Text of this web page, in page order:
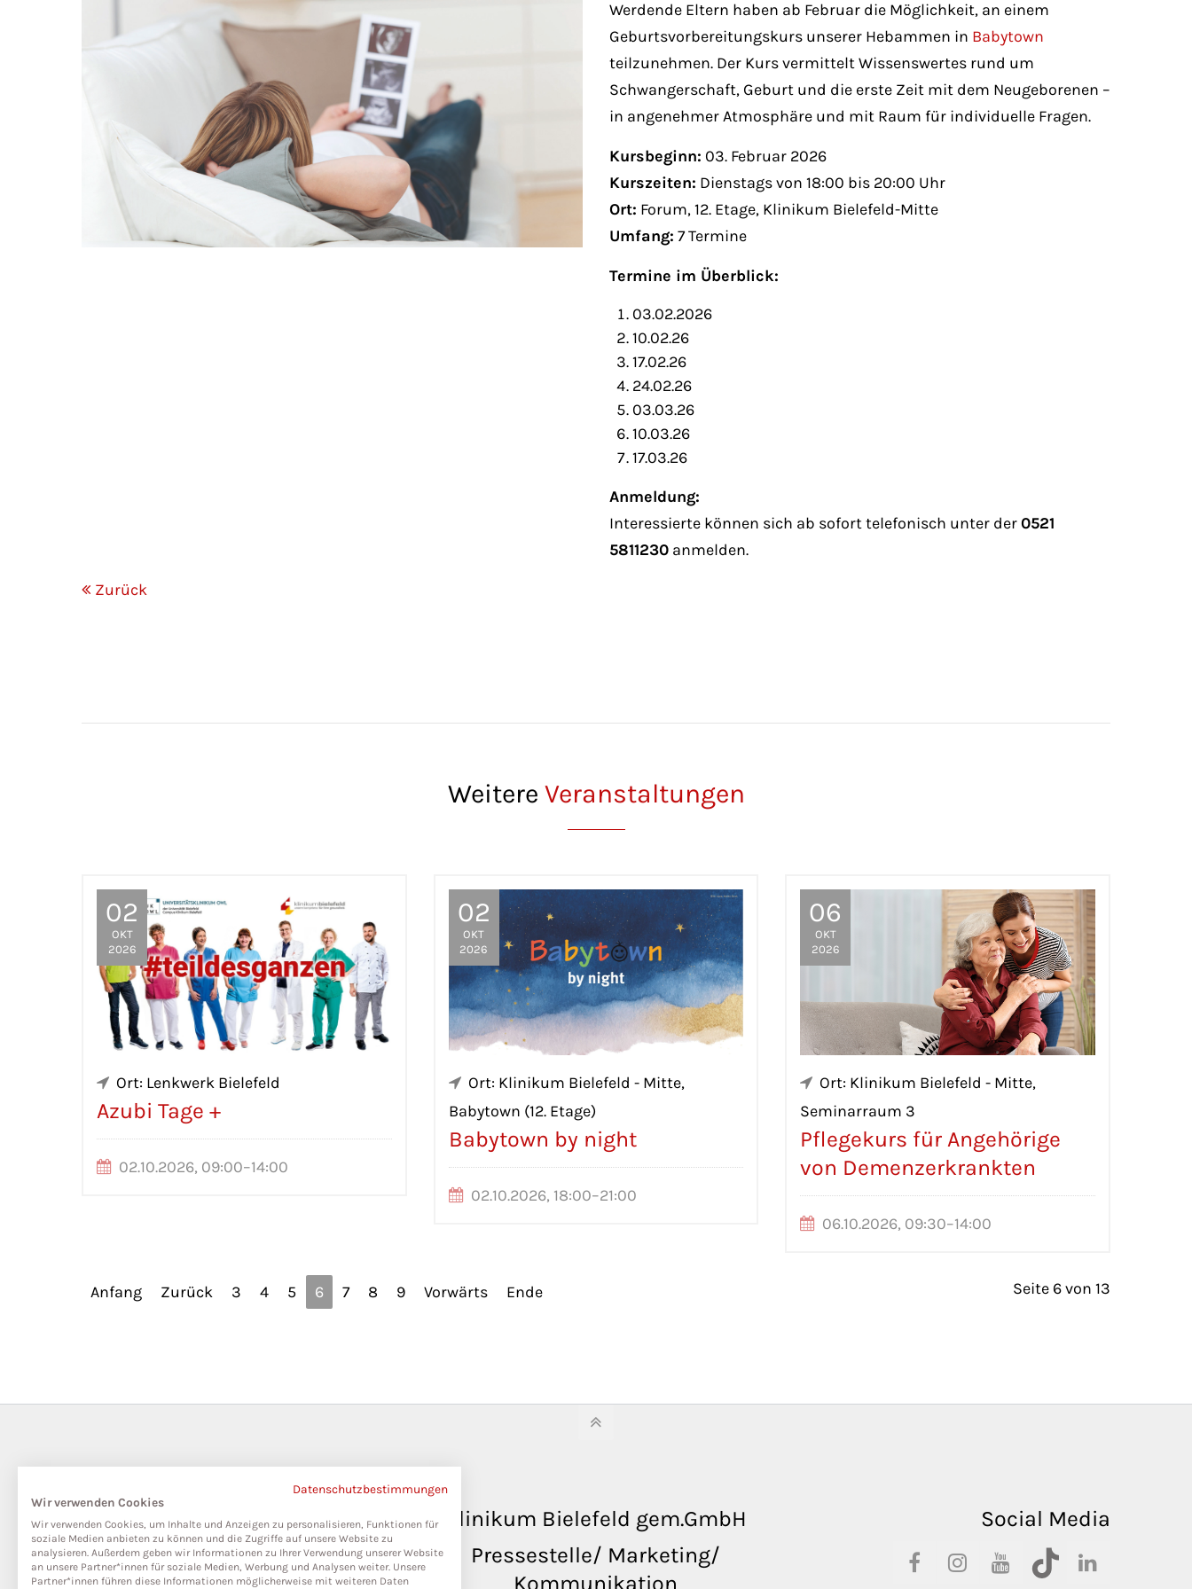
Mon - Fri 8:00am - 5:00pm
(GMT +1)
Werdende Eltern haben ab Februar die Möglichkeit, an einem
Geburtsvorbereitungskurs unserer Hebammen in Babytown
teilzunehmen. Der Kurs vermittelt Wissenswertes rund um
Schwangerschaft, Geburt und die erste Zeit mit dem Neugeborenen –
in angenehmer Atmosphäre und mit Raum für individuelle Fragen.
Kursbeginn: 03. Februar 2026
Kurszeiten: Dienstags von 18:00 bis 20:00 Uhr
Ort: Forum, 12. Etage, Klinikum Bielefeld-Mitte
Umfang: 7 Termine
Termine im Überblick:
03.02.2026
10.02.26
17.02.26
24.02.26
03.03.26
10.03.26
17.03.26
Anmeldung:
Interessierte können sich ab sofort telefonisch unter der0521
5811230 anmelden.
Zurück
Weitere Veranstaltungen
02
OKT
2026
Ort: Lenkwerk Bielefeld
Azubi Tage +
02.10.2026, 09:00–14:00
02
OKT
2026
Ort: Klinikum Bielefeld - Mitte,
Babytown (12. Etage)
Babytown by night
02.10.2026, 18:00–21:00
06
OKT
2026
Ort: Klinikum Bielefeld - Mitte,
Seminarraum 3
Pflegekurs für Angehörige
von Demenzerkrankten
06.10.2026, 09:30–14:00
Seite 6 von 13
Anfang Zurück 3 4 5 6 7 8 9 Vorwärts Ende
Klinikum Bielefeld gem.GmbH
Pressestelle/ Marketing/
Kommunikation
Social Media
Datenschutzbestimmungen
Wir verwenden Cookies
Wir verwenden Cookies, um Inhalte und Anzeigen zu personalisieren, Funktionen für
soziale Medien anbieten zu können und die Zugriffe auf unsere Website zu
analysieren. Außerdem geben wir Informationen zu Ihrer Verwendung unserer Website
an unsere Partner*innen für soziale Medien, Werbung und Analysen weiter. Unsere
Partner*innen führen diese Informationen möglicherweise mit weiteren Daten